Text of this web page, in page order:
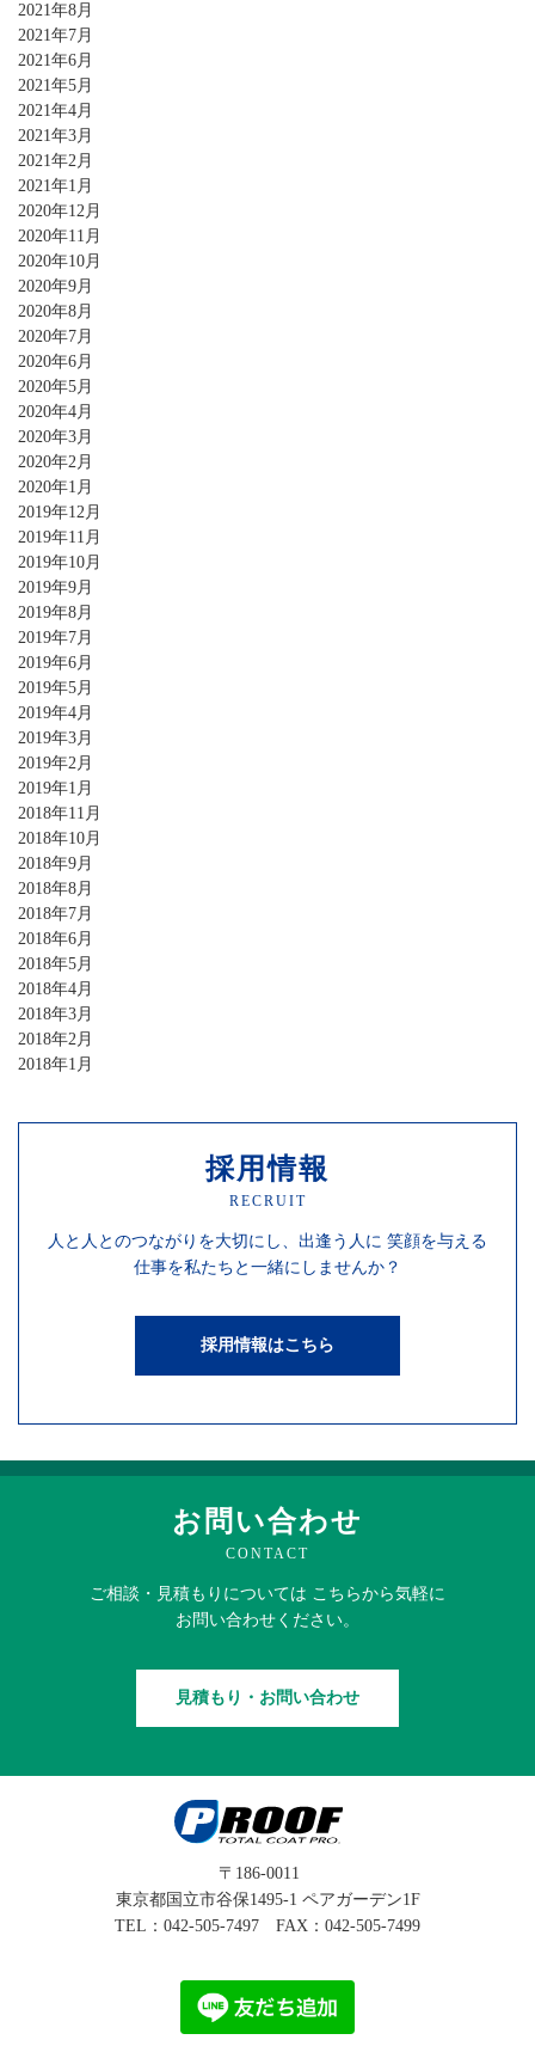
2021年8月
2021年7月
2021年6月
2021年5月
2021年4月
2021年3月
2021年2月
2021年1月
2020年12月
2020年11月
2020年10月
2020年9月
2020年8月
2020年7月
2020年6月
2020年5月
2020年4月
2020年3月
2020年2月
2020年1月
2019年12月
2019年11月
2019年10月
2019年9月
2019年8月
2019年7月
2019年6月
2019年5月
2019年4月
2019年3月
2019年2月
2019年1月
2018年11月
2018年10月
2018年9月
2018年8月
2018年7月
2018年6月
2018年5月
2018年4月
2018年3月
2018年2月
2018年1月
採用情報
RECRUIT
人と人とのつながりを大切にし、 出逢う人に 笑顔を与える
仕事を私たちと一緒にしませんか？
採用情報はこちら
お問い合わせ
CONTACT
ご相談・見積もりについては こちらから気軽に
お問い合わせください。
見積もり・お問い合わせ
〒186-0011
東京都国立市谷保1495-1 ペアガーデン1F
TEL： 042-505-7497 FAX：042-505-7499